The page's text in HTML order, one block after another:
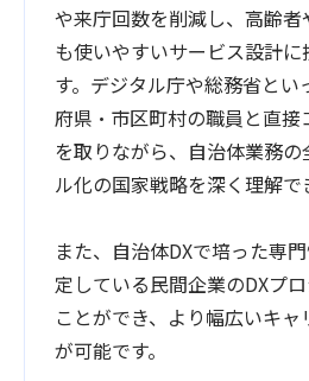
や来庁回数を削減し、高齢
も使いやすいサービス設計
す。デジタル庁や総務省と
府県・市区町村の職員と直
を取りながら、自治体業務
ル化の国家戦略を深く理解で
また、自治体DXで培った専
定している民間企業のDXプ
ことができ、より幅広いキ
が可能です。